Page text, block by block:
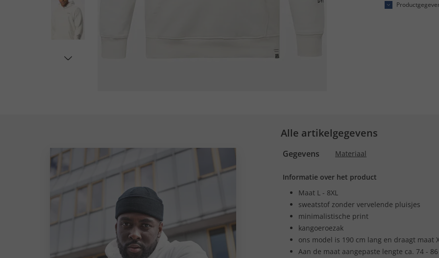
Alle artikelgegevens
Gegevens Materiaal
Informatie over het product
Maat L - 8XL
sweatstof zonder vervelende pluisjes
minimalistische print
kangoeroezak
ons model is 190 cm lang en draagt maat
Aan de maat aangepaste lengte ca. 74 -